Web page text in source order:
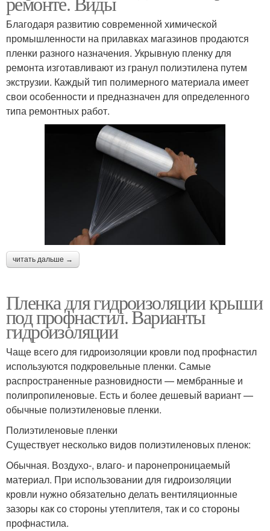
Благодаря развитию современной химической
промышленности на прилавках магазинов продаются
пленки разного назначения. Укрывную пленку для
ремонта изготавливают из гранул полиэтилена путем
экструзии. Каждый тип полимерного материала имеет
свои особенности и предназначен для определенного
типа ремонтных работ.
читать дальше →
Пленка для гидроизоляции крыши
под профнастил. Варианты
гидроизоляции
Чаще всего для гидроизоляции кровли под профнастил
используются подкровельные пленки. Самые
распространенные разновидности — мембранные и
полипропиленовые. Есть и более дешевый вариант —
обычные полиэтиленовые пленки.
Полиэтиленовые пленки
Существует несколько видов полиэтиленовых пленок:
Обычная. Воздухо-, влаго- и паронепроницаемый
материал. При использовании для гидроизоляции
кровли нужно обязательно делать вентиляционные
зазоры как со стороны утеплителя, так и со стороны
профнастила.